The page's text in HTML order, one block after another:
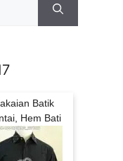
Batik
Hem Bati